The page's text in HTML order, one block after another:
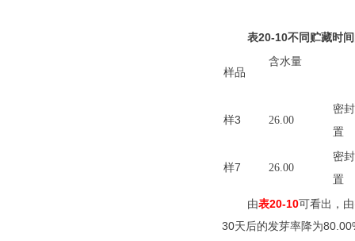
表20-10不同贮藏时
样品
含水量
样3 26.00
密
置
样7 26.00
密
置
由表20-10可看出，
30天后的发芽率降为